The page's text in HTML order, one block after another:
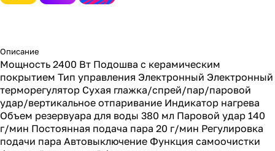
Описание
Мощность 2400 Вт Подошва с керамическим
покрытием Тип управления Электронный Электронный
терморегулятор Сухая глажка/спрей/пар/паровой
удар/вертикальное отпаривание Индикатор нагрева
Объем резервуара для воды 380 мл Паровой удар 140
г/мин Постоянная подача пара 20 г/мин Регулировка
подачи пара Автовыключение Функция самоочистки